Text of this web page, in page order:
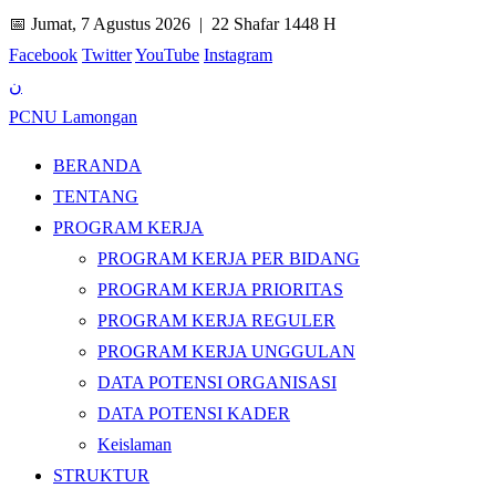
📅 Jumat, 7 Agustus 2026 | 22 Shafar 1448 H
Facebook TwitterYouTube Instagram
ن
PCNU Lamongan
BERANDA
TENTANG
PROGRAM KERJA
PROGRAM KERJA PER BIDANG
PROGRAM KERJA PRIORITAS
PROGRAM KERJA REGULER
PROGRAM KERJA UNGGULAN
DATA POTENSI ORGANISASI
DATA POTENSI KADER
Keislaman
STRUKTUR